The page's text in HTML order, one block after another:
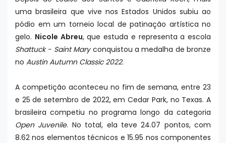
uma brasileira que vive nos Estados Unidos subiu ao
pódio em um torneio local de patinação artística no
gelo. Nicole Abreu, que estuda e representa a escola
Shattuck - Saint Maryconquistou a medalha de bronze
no Austin Autumn Classic 2022.
A competição aconteceu no fim de semana, entre 23
e 25 de setembro de 2022, em Cedar Park, no Texas. A
brasileira competiu no programa longo da categoria
Open Juvenile. No total, ela teve 24.07 pontos, com
8.62 nos elementos técnicos e 15.95 nos componentes